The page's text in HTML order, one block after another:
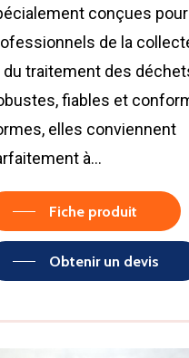
conçues
de la
du traitement des
fiables et
elles conviennent
à…
Fiche produit
Obtenir un devis